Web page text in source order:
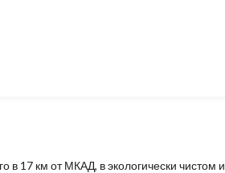
17 км от МКАД, в экологически чистом и